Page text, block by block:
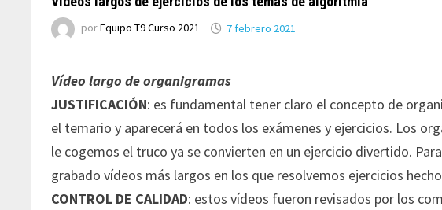
porEquipo T9 Curso 2021 7 febrero 2021
Vídeo largo de organigramas
JUSTIFICACIÓN: es fundamental tener claro el concepto de
el temario y aparecerá en todos los exámenes y ejercicios. Los
le cogemos el truco ya se convierten en un ejercicio divertido.
grabado vídeos más largos en los que resolvemos ejercicios
CONTROL DE CALIDAD: estos vídeos fueron revisados por los